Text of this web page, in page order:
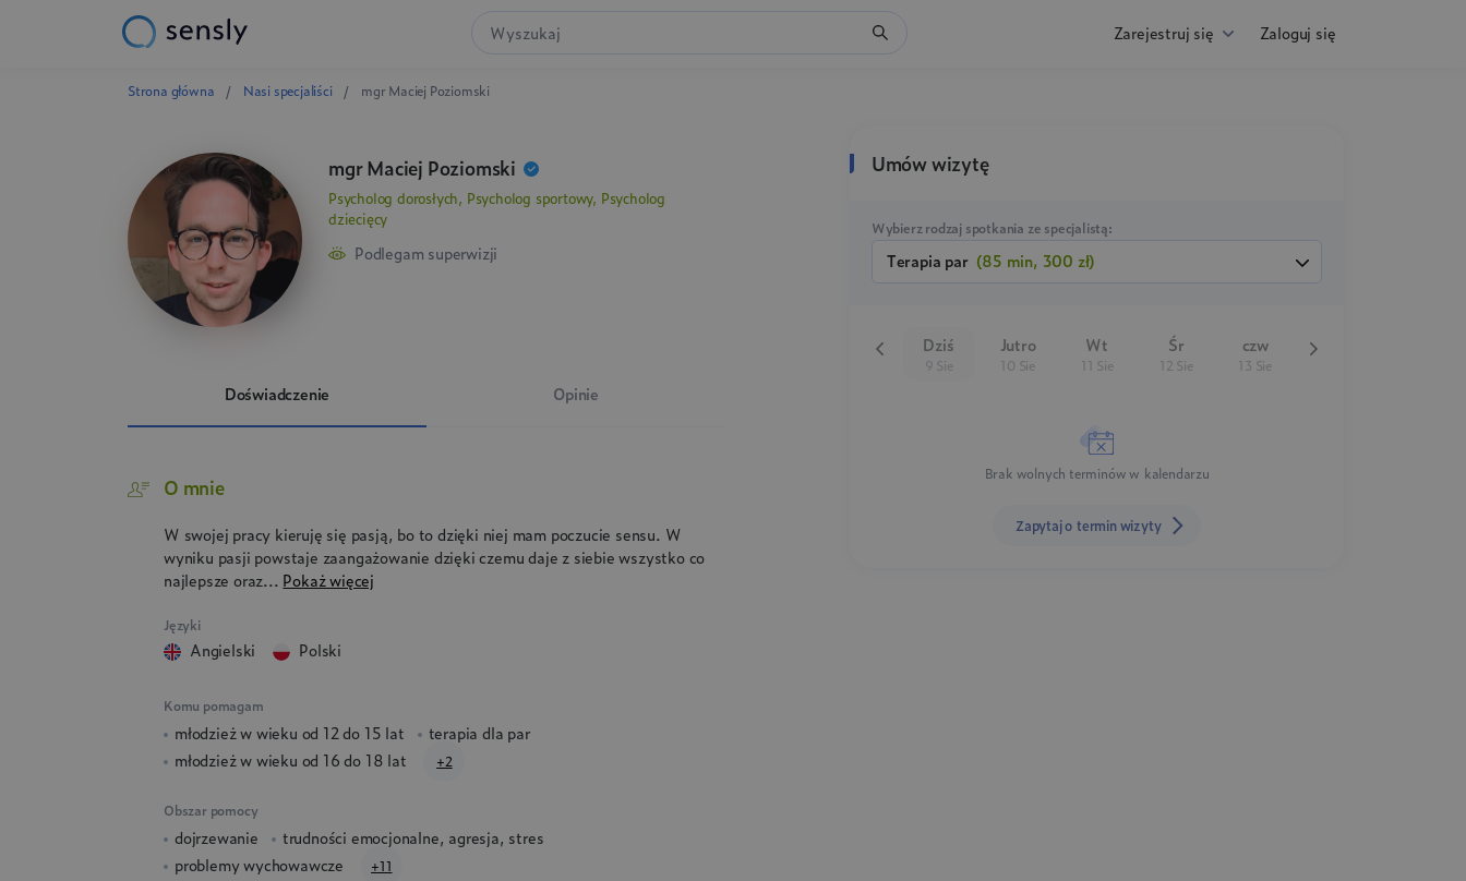
Zarejestruj się Zaloguj się
Strona główna Nasi specjaliści mgr Maciej Poziomski
mgr Maciej Poziomski
Psycholog dorosłych, Psycholog sportowy, Psycholog
dziecięcy
Podlegam superwizji
Doświadczenie Opinie
O mnie
W swojej pracy kieruję się pasją, bo to dzięki niej mam poczucie sensu. W
wyniku pasji powstaje zaangażowanie dzięki czemu daje z siebie wszystko co
najlepsze oraz... Pokaż więcej
Języki
angielski polski
Komu pomagam
młodzież w wieku od 12 do 15 lat
terapia dla par
młodzież w wieku od 16 do 18 lat
+2
Obszar pomocy
dojrzewanie
trudności emocjonalne, agresja, stres
problemy wychowawcze
+11
Umów wizytę
Wybierz rodzaj spotkania ze specjalistą:
terapia par (85 min, 300 zł)
Dziś
9 Sie
Jutro
10 Sie
Wt
11 Sie
Śr
12 Sie
czw
13 Sie
Brak wolnych terminów w kalendarzu
Zapytaj o termin wizyty